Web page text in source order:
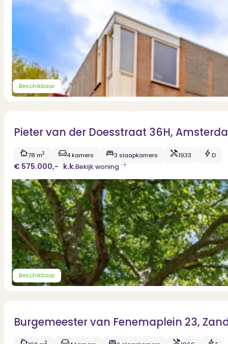
Partners
Maak gebruik van ons netwerk
Verenigingen
PUUR* is aangesloten bij...
Beschikbaar
Pieter van der Doesstraat 36H,
78 m2 4 kamers 3 slaapkamers 1933 D
€ 575.000,- k.k.Bekijk woning
Beschikbaar
Burgemeester van Fenemaplein 23,
2